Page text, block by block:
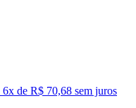
6x de R$ 70,68 sem juros